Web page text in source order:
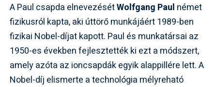
A Paul csapda elnevezésétWolfgang Paul német
fizikusról kapta, aki úttörő munkájáért 1989-ben
fizikai Nobel-díjat kapott. Paul és munkatársai az
1950-es években fejlesztették ki ezt a módszert,
amely azóta az ioncsapdák egyik alappillére lett. A
Nobel-díj elismerte a technológia mélyreható